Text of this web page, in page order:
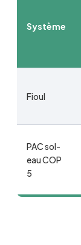
Système
Fioul
PAC sol-
eau COP
5